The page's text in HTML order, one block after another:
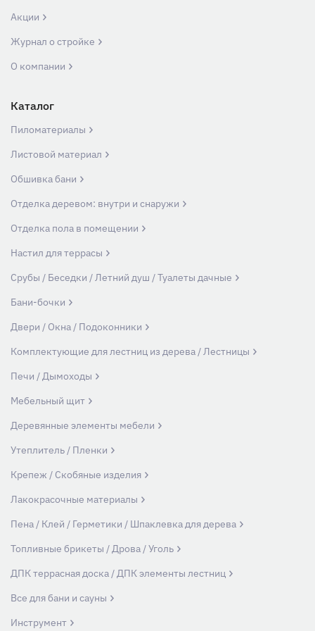
Акции
Журнал о стройке
О компании
Каталог
Пиломатериалы
Листовой материал
Обшивка бани
Отделка деревом: внутри и снаружи
Отделка пола в помещении
Настил для террасы
Срубы / Беседки / Летний душ / Туалеты дачные
Бани-бочки
Двери / Окна / Подоконники
Комплектующие для лестниц из дерева / Лестницы
Печи / Дымоходы
Мебельный щит
Деревянные элементы мебели
Утеплитель / Пленки
Крепеж / Скобяные изделия
Лакокрасочные материалы
Пена / Клей / Герметики / Шпаклевка для дерева
Топливные брикеты / Дрова / Уголь
ДПК террасная доска / ДПК элементы лестниц
Все для бани и сауны
Инструмент